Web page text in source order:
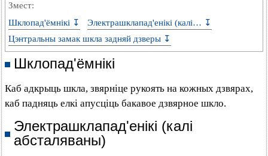
Змест:
Шклопад'ёмнікі ↧
Электрашклапад'енікі (калі… ↧
Цэнтральны замак шкла задняй дзверы ↧
Шклопад'ёмнікі
Каб адкрыць шкла, звярніце рукоять на кожных дзвярах,
каб падняць елкі апусціць бакавое дзвярное шкло.
Электрашклапад'енікі (калі
абсталяваны)